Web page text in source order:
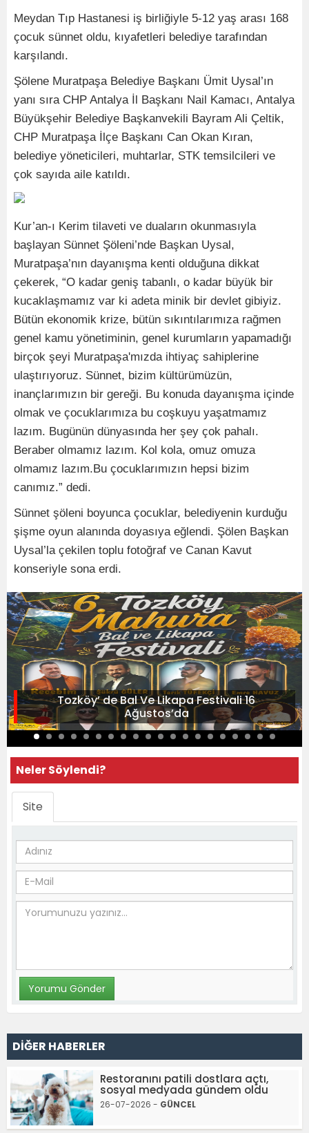
Meydan Tıp Hastanesi iş birliğiyle 5-12 yaş arası 168
çocuk sünnet oldu, kıyafetleri belediye tarafından
karşılandı.
Şölene Muratpaşa Belediye Başkanı Ümit Uysal’ın
yanı sıra CHP Antalya İl Başkanı Nail Kamacı, Antalya
Büyükşehir Belediye Başkanvekili Bayram Ali Çeltik,
CHP Muratpaşa İlçe Başkanı Can Okan Kıran,
belediye yöneticileri, muhtarlar, STK temsilcileri ve
çok sayıda aile katıldı.
Kur’an-ı Kerim tilaveti ve duaların okunmasıyla
başlayan Sünnet Şöleni’nde Başkan Uysal,
Muratpaşa’nın dayanışma kenti olduğuna dikkat
çekerek, “O kadar geniş tabanlı, o kadar büyük bir
kucaklaşmamız var ki adeta minik bir devlet gibiyiz.
Bütün ekonomik krize, bütün sıkıntılarımıza rağmen
genel kamu yönetiminin, genel kurumların yapamadığı
birçok şeyi Muratpaşa'mızda ihtiyaç sahiplerine
ulaştırıyoruz. Sünnet, bizim kültürümüzün,
inançlarımızın bir gereği. Bu konuda dayanışma içinde
olmak ve çocuklarımıza bu coşkuyu yaşatmamız
lazım. Bugünün dünyasında her şey çok pahalı.
Beraber olmamız lazım. Kol kola, omuz omuza
olmamız lazım.Bu çocuklarımızın hepsi bizim
canımız.” dedi.
Sünnet şöleni boyunca çocuklar, belediyenin kurduğu
şişme oyun alanında doyasıya eğlendi. Şölen Başkan
Uysal’la çekilen toplu fotoğraf ve Canan Kavut
konseriyle sona erdi.
Tozköy’ de Bal Ve Likapa Festivali 16
Ağustos’da
Neler Söylendi?
Site
DİĞER HABERLER
Restoranını patili dostlara açtı,
sosyal medyada gündem oldu
26-07-2026 - GÜNCEL